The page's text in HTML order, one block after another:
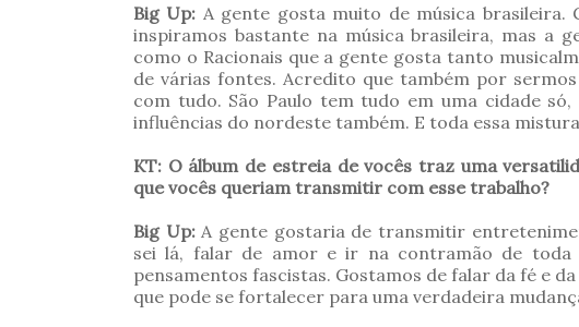
Big Up: A gente gosta muito de música brasileira.
inspiramos bastante na música brasileira, mas a
como o Racionais que a gente gosta tanto
de várias fontes. Acredito que também por
com tudo. São Paulo tem tudo em uma cidade
influências do nordeste também. E toda essa
KT: O álbum de estreia de vocês traz uma
que vocês queriam transmitir com esse trabalho?
Big Up:A gente gostaria de transmitir
sei lá, falar de amor e ir na contramão de toda
pensamentos fascistas. Gostamos de falar da fé e
que pode se fortalecer para uma verdadeira